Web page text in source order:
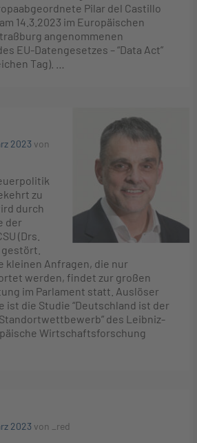
Pilar del Castillo
am 14.3.2023 im Europäischen
angenommenen
EU-Datengesetzes – “Data Act”
Tag). …
2023 von
zu
durch
der
(Drs.
kleinen Anfragen, die nur
werden, findet zur großen
im Parlament statt. Auslöser
ist die Studie “Deutschland ist der
des Leibniz-
Wirtschaftsforschung
2023 von _red